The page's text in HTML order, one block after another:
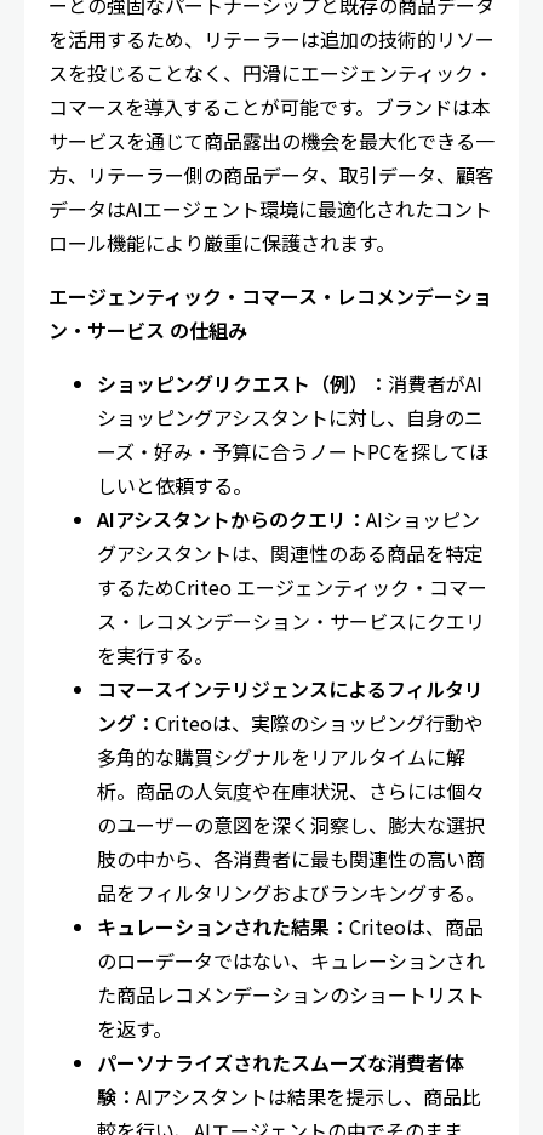
を活用するため、リテーラーは追加の技術的リソー
スを投じることなく、円滑にエージェンティック・
コマースを導入することが可能です。ブランドは本
サービスを通じて商品露出の機会を最大化できる一
方、リテーラー側の商品データ、取引データ、顧客
データはAIエージェント環境に最適化されたコント
ロール機能により厳重に保護されます。
エージェンティック・コマース・レコメンデーショ
ン・サービス の仕組み
ショッピングリクエスト（例）： 消費者がAI
ショッピングアシスタントに対し、自身のニ
ーズ・好み・予算に合うノートPCを探してほ
しいと依頼する。
AIアシスタントからのクエリ： AIショッピン
グアシスタントは、関連性のある商品を特定
するためCriteo エージェンティック・コマー
ス・レコメンデーション・サービスにクエリ
を実行する。
コマースインテリジェンスによるフィルタリ
ング： Criteoは、実際のショッピング行動や
多角的な購買シグナルをリアルタイムに解
析。商品の人気度や在庫状況、さらには個々
のユーザーの意図を深く洞察し、膨大な選択
肢の中から、各消費者に最も関連性の高い商
品をフィルタリングおよびランキングする。
キュレーションされた結果： Criteoは、商品
のローデータではない、キュレーションされ
た商品レコメンデーションのショートリスト
を返す。
パーソナライズされたスムーズな消費者体
験： AIアシスタントは結果を提示し、商品比